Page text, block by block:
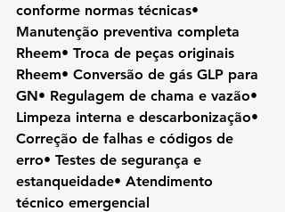
conforme normas técnicas•
Manutenção preventiva completa
Rheem• Troca de peças originais
Rheem• Conversão de gás GLP para
GN• Regulagem de chama e vazão•
Limpeza interna e descarbonização•
Correção de falhas e códigos de
erro• Testes de segurança e
estanqueidade• Atendimento
técnico emergencial